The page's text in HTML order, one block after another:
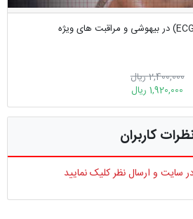
2,400,000 ریال
1,920,000 ریال
کاربران
و ارسال نظر کلیک نمایید